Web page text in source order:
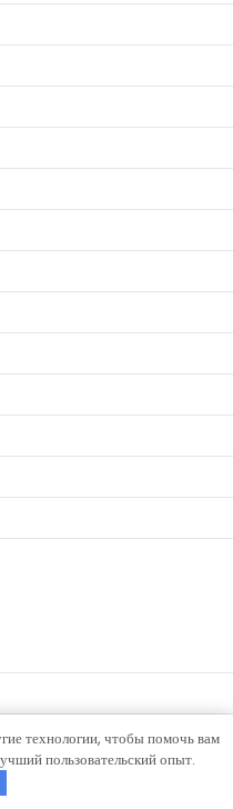
технологии, чтобы помочь вам
пользовательский опыт.